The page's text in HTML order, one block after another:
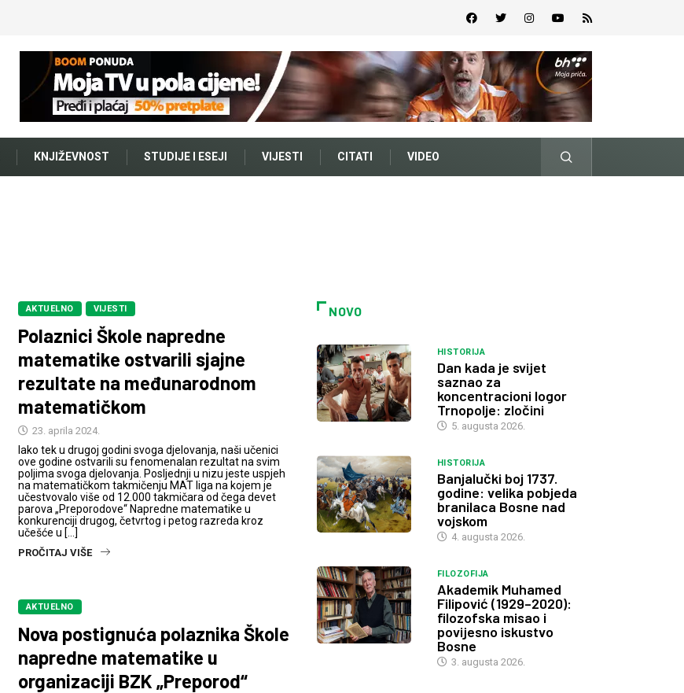
KNJIŽEVNOST STUDIJE I ESEJI VIJESTI CITATI VIDEO
AKTUELNO VIJESTI
Polaznici Škole napredne
matematike ostvarili sjajne
rezultate na međunarodnom
matematičkom
23. aprila 2024.
Iako tek u drugoj godini svoga djelovanja, naši učenici
ove godine ostvarili su fenomenalan rezultat na svim
poljima svoga djelovanja. Posljednji u nizu jeste uspjeh
na matematičkom takmičenju MAT liga na kojem je
učestvovalo više od 12.000 takmičara od čega devet
parova „Preporodove“ Napredne matematike u
konkurenciji drugog, četvrtog i petog razreda kroz
učešće u […]
PROČITAJ VIŠE
AKTUELNO
Nova postignuća polaznika Škole
napredne matematike u
organizaciji BZK „Preporod“
NOVO
HISTORIJA
Dan kada je svijet
saznao za
koncentracioni logor
Trnopolje: zločini
5. augusta 2026.
HISTORIJA
Banjalučki boj 1737.
godine: velika pobjeda
branilaca Bosne nad
vojskom
4. augusta 2026.
FILOZOFIJA
Akademik Muhamed
Filipović (1929–2020):
filozofska misao i
povijesno iskustvo
Bosne
3. augusta 2026.